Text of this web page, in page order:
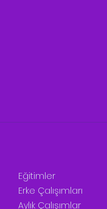
Eğitimler
Erke Çalışımları
Aylık Çalışımlar